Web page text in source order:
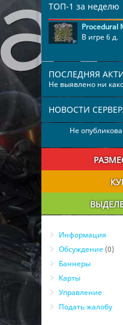
ТОП-1 за неделю
Procedural
В игре 6 д.
ПОСЛЕДНЯЯ
Не выявлено ни
НОВОСТИ
Не
Информация
Обсуждение (0)
Баннеры
Карты
Управление
Подать жалобу